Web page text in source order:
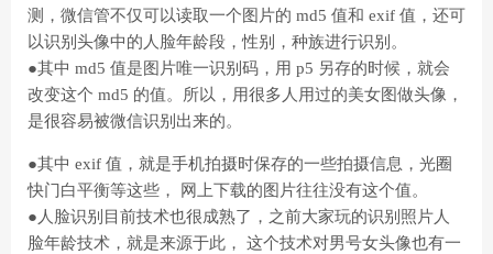
测，微信管不仅可以读取一个图片的 md5 值和 exif 值，还可
以识别头像中的人脸年龄段，性别，种族进行识别。
●其中 md5 值是图片唯一识别码，用 p5 另存的时候，就会
改变这个 md5 的值。所以，用很多人用过的美女图做头像，
是很容易被微信识别出来的。
●其中 exif 值，就是手机拍摄时保存的一些拍摄信息，光圈
快门白平衡等这些， 网上下载的图片往往没有这个值。
●人脸识别目前技术也很成熟了，之前大家玩的识别照片人
脸年龄技术，就是来源于此， 这个技术对男号女头像也有一